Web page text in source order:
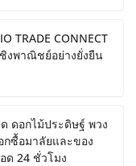
TRADE CONNECT
งพาณิชย์อย่างยั่งยืน
ดอกไม้ประดิษฐ์ พวง
ซื้อมาลัยและของ
ด 24 ชั่วโมง